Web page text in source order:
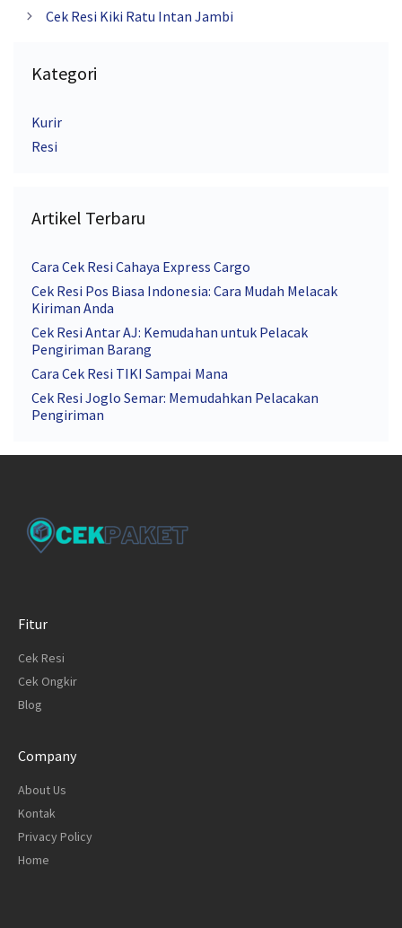
Cek Resi Kiki Ratu Intan Jambi
Kategori
Kurir
Resi
Artikel Terbaru
Cara Cek Resi Cahaya Express Cargo
Cek Resi Pos Biasa Indonesia: Cara Mudah Melacak
Kiriman Anda
Cek Resi Antar AJ: Kemudahan untuk Pelacak
Pengiriman Barang
Cara Cek Resi TIKI Sampai Mana
Cek Resi Joglo Semar: Memudahkan Pelacakan
Pengiriman
Fitur
Cek Resi
Cek Ongkir
Blog
Company
About Us
Kontak
Privacy Policy
Home